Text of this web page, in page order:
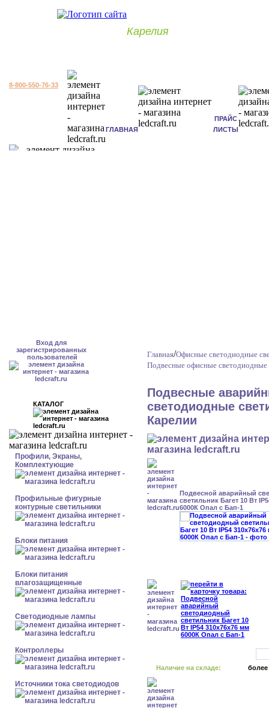
Карелия
8-800-550-76-33
ГЛАВНАЯ
ПРАЙС
ЛИСТЫ
Вход для
зарегистрированных
пользователей
КАТАЛОГ
Профили, Экраны,
Комплектующие
Профильные фигурные
контурные светильники
Блоки питания
Блоки питания
влагозащищенные
Светодиодные лампы
Контроллеры
Источники тока светодиодов
Главная/Офисные светодиодные
Подвесные офисные
Подвесные
светодиодные
Карелии
Подвесной аварийный
светильник Багет 10 Вт
6000К Опал с Бап-1
Наличие на складе: более